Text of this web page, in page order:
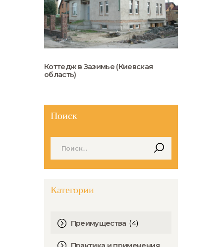
Коттедж в Зазимье (Киевская
область)
Поиск
Категории
Преимущества (4)